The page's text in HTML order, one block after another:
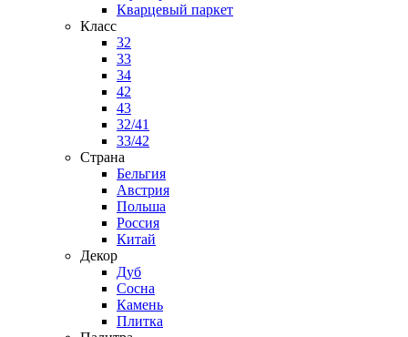
Кварцевый паркет
Класс
32
33
34
42
43
32/41
33/42
Страна
Бельгия
Австрия
Польша
Россия
Китай
Декор
Дуб
Сосна
Камень
Плитка